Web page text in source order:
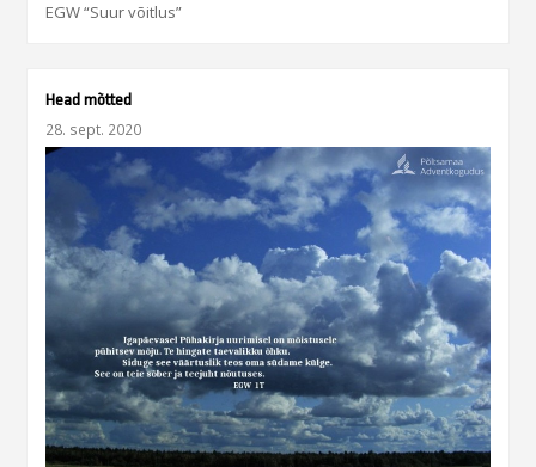
EGW “Suur võitlus”
Head mõtted
28. sept. 2020